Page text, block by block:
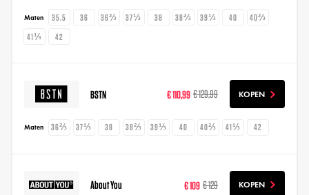
Maten 35.5 36 36⅔ 37⅓ 38 38⅔ 39⅓ 40
40⅔
41⅓
42
BSTN € 110,99 € 129,99 KOPEN
Maten 36⅔ 37⅓ 38 38⅔ 39⅓ 40 40⅔ 41⅓ 42
About You € 109 € 129 KOPEN